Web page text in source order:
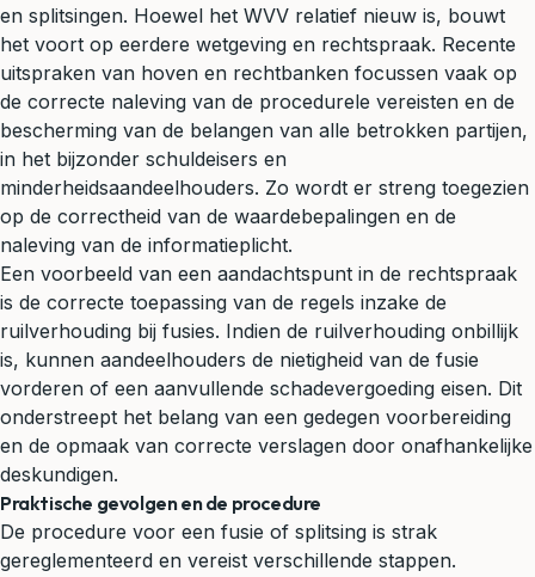
en splitsingen. Hoewel het WVV relatief nieuw is, bouwt
het voort op eerdere wetgeving en rechtspraak. Recente
uitspraken van hoven en rechtbanken focussen vaak op
de correcte naleving van de procedurele vereisten en de
bescherming van de belangen van alle betrokken partijen,
in het bijzonder schuldeisers en
minderheidsaandeelhouders. Zo wordt er streng toegezien
op de correctheid van de waardebepalingen en de
naleving van de informatieplicht.
Een voorbeeld van een aandachtspunt in de rechtspraak
is de correcte toepassing van de regels inzake de
ruilverhouding bij fusies. Indien de ruilverhouding onbillijk
is, kunnen aandeelhouders de nietigheid van de fusie
vorderen of een aanvullende schadevergoeding eisen. Dit
onderstreept het belang van een gedegen voorbereiding
en de opmaak van correcte verslagen door onafhankelijke
deskundigen.
Praktische gevolgen en de procedure
De procedure voor een fusie of splitsing is strak
gereglementeerd en vereist verschillende stappen.